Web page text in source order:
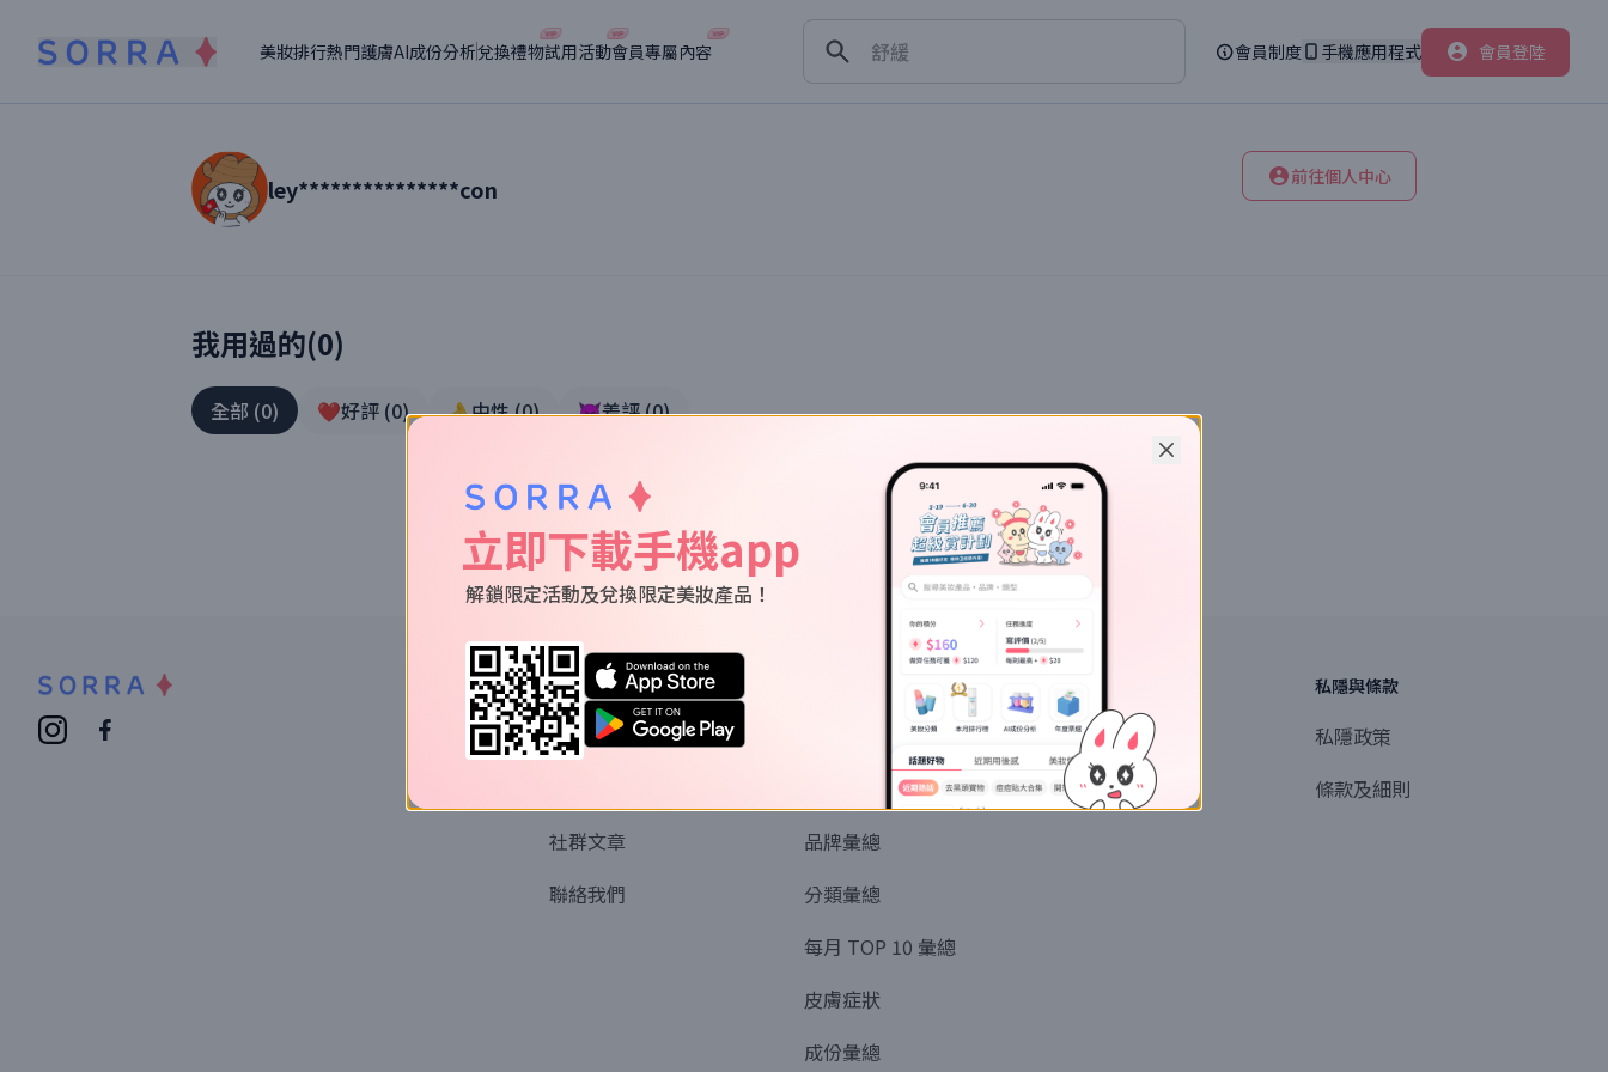
美妝排行熱門護膚AI成份分析兌換禮物試用活動會員專屬內容
舒緩
會員制度 手機應用程式 會員登陸
讀者【ley***************con 】美妝真實體驗
ley***************con 前往個人中心
我用過的(0)
全部 (0) ❤️好評 (0) 👌中性(0) 👿差評(0)
關於我們
認識SORRA
社群文章
聯絡我們
品牌彙總
分類彙總
每月 TOP 10 彙總
皮膚症狀
成份彙總
探索
商業或媒體聯絡
產品提名
私隱與條款
私隱政策
條款及細則
立即下載手機app
解鎖限定活動及兌換限定美妝產品！